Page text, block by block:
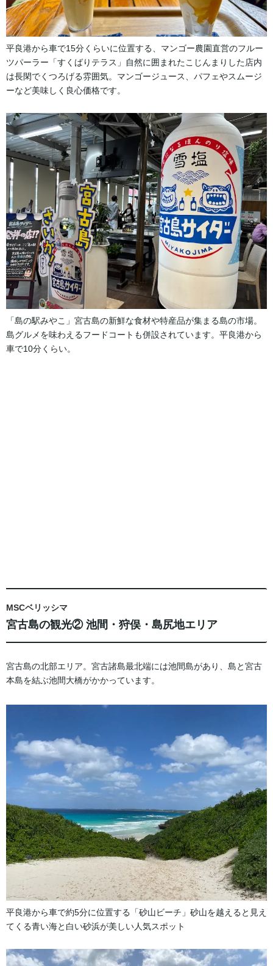
平良港から車で15分くらいに位置する、マンゴー農園直営のフルー
ツパーラー「すくばりテラス」自然に囲まれたこじんまりした店内
は長閑でくつろげる雰囲気。マンゴージュース、パフェやスムージ
ーなど美味しく良心価格です。
「島の駅みやこ」宮古島の新鮮な食材や特産品が集まる島の市場。
島グルメを味わえるフードコートも併設されています。平良港から
車で10分くらい。
MSCベリッシマ
宮古島の観光② 池間・狩俣・島尻地エリア
宮古島の北部エリア。宮古諸島最北端には池間島があり、島と宮古
本島を結ぶ池間大橋がかかっています。
平良港から車で約5分に位置する「砂山ビーチ」砂山を越えると見え
てくる青い海と白い砂浜が美しい人気スポット